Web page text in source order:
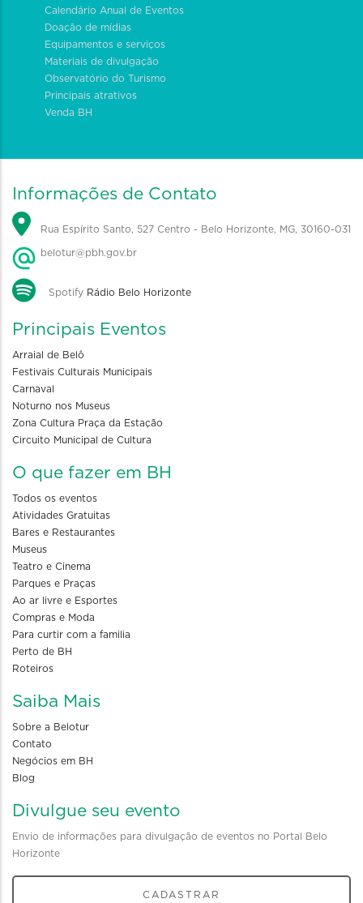
Calendário Anual de Eventos
Doação de mídias
Equipamentos e serviços
Materiais de divulgação
Observatório do Turismo
Principais atrativos
Venda BH
Informações de Contato
Rua Espírito Santo, 527 Centro - Belo Horizonte, MG, 30160-031
belotur@pbh.gov.br
Spotify Rádio Belo Horizonte
Principais Eventos
Arraial de Belô
Festivais Culturais Municipais
Carnaval
Noturno nos Museus
Zona Cultura Praça da Estação
Circuito Municipal de Cultura
O que fazer em BH
Todos os eventos
Atividades Gratuitas
Bares e Restaurantes
Museus
Teatro e Cinema
Parques e Praças
Ao ar livre e Esportes
Compras e Moda
Para curtir com a familia
Perto de BH
Roteiros
Saiba Mais
Sobre a Belotur
Contato
Negócios em BH
Blog
Divulgue seu evento
Envio de informações para divulgação de eventos no Portal Belo
Horizonte
CADASTRAR